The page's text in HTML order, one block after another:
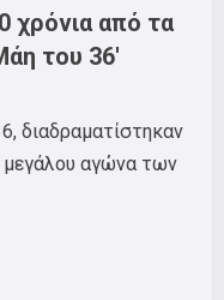
χρόνια από τα
του 36′
διαδραματίστηκαν
μεγάλου αγώνα των